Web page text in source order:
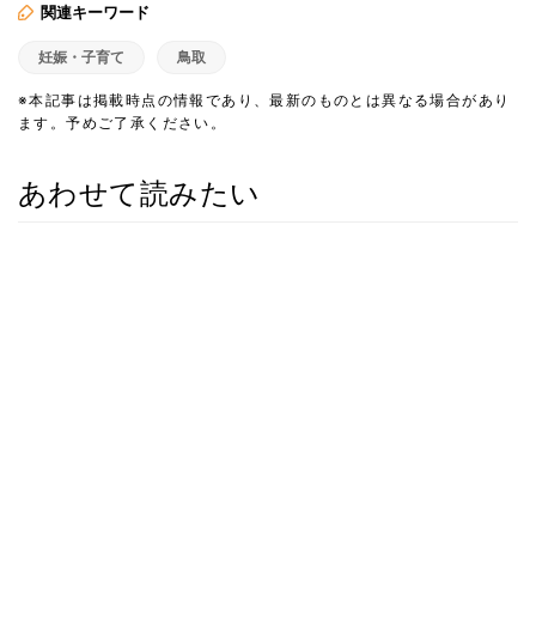
関連キーワード
妊娠・子育て 鳥取
※本記事は掲載時点の情報であり、最新のものとは異なる場合があり
ます。予めご了承ください。
あわせて読みたい